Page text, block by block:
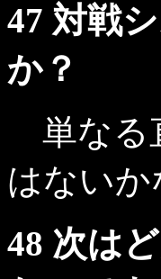
47 対戦
か？
単なる
はない
48 次は